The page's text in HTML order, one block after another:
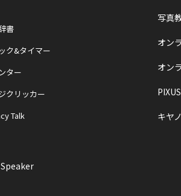
書
ク&タイマー
ター
クリッカー
Talk
写真
オン
オン
キヤ